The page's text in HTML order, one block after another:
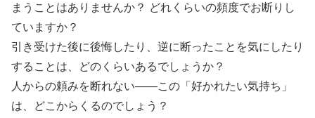
まうことはありませんか？ どれくらいの頻度でお断りし
ていますか？
引き受けた後に後悔したり、逆に断ったことを気にしたり
することは、どのくらいあるでしょうか？
人からの頼みを断れない——この「好かれたい気持ち」
は、どこからくるのでしょう？